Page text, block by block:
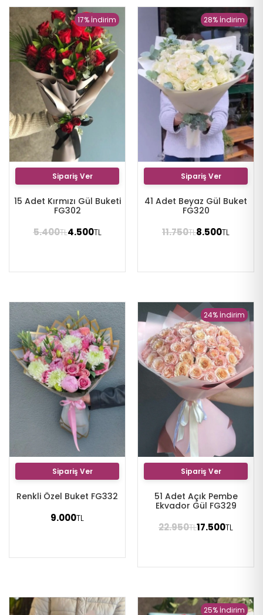
17% İndirim
Sipariş Ver
15 Adet Kırmızı Gül Buketi
FG302
5.400TL4.500TL
28% İndirim
Sipariş Ver
41 Adet Beyaz Gül Buket
FG320
11.750TL8.500TL
Sipariş Ver
Renkli Özel Buket FG332
9.000TL
24% İndirim
Sipariş Ver
51 Adet Açık Pembe
Ekvador Gül FG329
22.950TL17.500TL
25% İndirim